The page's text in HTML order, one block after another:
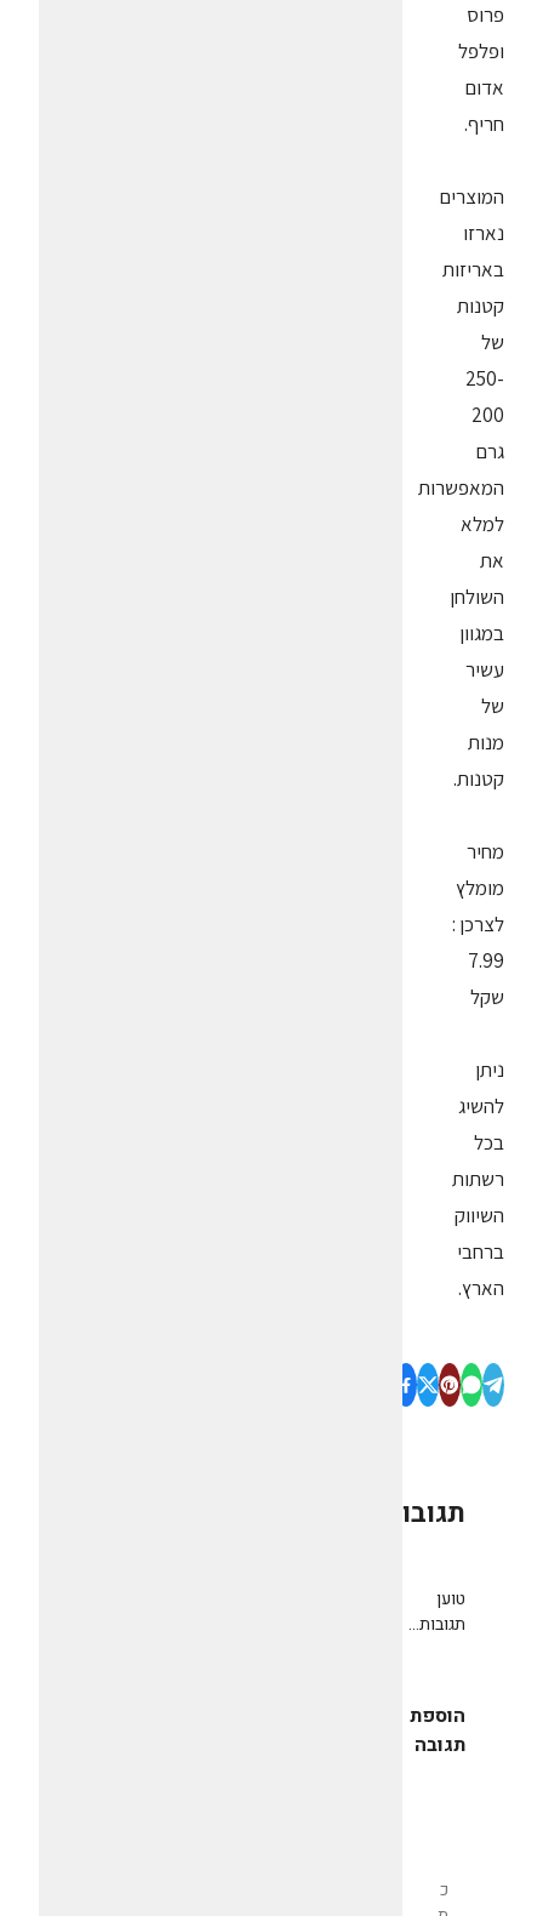
פרוס
ופלפל
אדום
חריף.
המוצרים
נארזו
באריזות
קטנות
של
250-
200
גרם
המאפשרות
למלא
את
השולחן
במגוון
עשיר
של
מנות
קטנות.
מחיר
מומלץ
לצרכן :
7.99
שקל
ניתן
להשיג
בכל
רשתות
השיווק
ברחבי
הארץ.
תגובות
טוען
תגובות...
הוספת
תגובה